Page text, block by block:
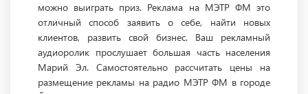
можно выиграть приз. Реклама на МЭТР ФМ это
отличный способ заявить о себе, найти новых
клиентов, развить свой бизнес. Ваш рекламный
аудиоролик прослушает большая часть населения
Марий Эл. Самостоятельно рассчитать цены на
размещение рекламы на радио МЭТР ФМ в городе